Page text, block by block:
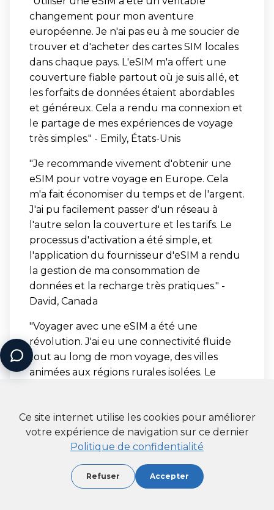
changement pour mon aventure
européenne. Je n'ai pas eu à me soucier de
trouver et d'acheter des cartes SIM locales
dans chaque pays. L'eSIM m'a offert une
couverture fiable partout où je suis allé, et
les forfaits de données étaient abordables
et généreux. Cela a rendu ma connexion et
le partage de mes expériences de voyage
très simples." - Emily, États-Unis
"Je recommande vivement d'obtenir une
eSIM pour votre voyage en Europe. Cela
m'a fait économiser du temps et de l'argent.
J'ai pu facilement passer d'un réseau à
l'autre selon la couverture et les tarifs. Le
processus d'activation a été simple, et
l'application du fournisseur d'eSIM a rendu
la gestion de ma consommation de
données et la recharge très pratiques." -
David, Canada
"Voyager avec une eSIM a été une
révolution. J'ai eu une connectivité fluide
tout au long de mon voyage, des villes
animées aux régions rurales isolées. Le
m'inquiéter de manquer de données. Cela a
rendu mon aventure européenne sans
stress et m'a permis de rester connecté
avec mes proches à la maison." - Sarah,
Australie
Ce site internet utilise les cookies pour améliorer
votre expérience de navigation sur ce dernier
Politique de confidentialité
Refuser Accepter